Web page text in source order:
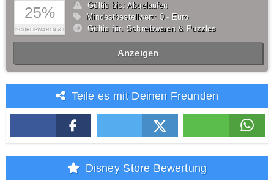
25%
SCHREIBWAREN & PUZZLES
Gültig bis: Abgelaufen
Mindestbestellwert: 0,- Euro
Gültig für: Schreibwaren & Puzzles
Anzeigen
Teile es mit Deinen Freunden
Disney Store Bewertung